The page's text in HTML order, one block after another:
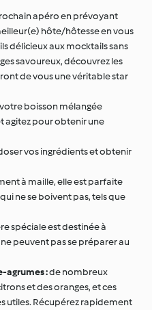
apéro en prévoyant
hôte/hôtesse en vous
délicieux aux mocktails sans
savoureux, découvrez les
de vous une véritable star
boisson mélangée
agitez pour obtenir une
vos ingrédients et obtenir
à maille, elle est parfaite
ne se boivent pas, tels que
spéciale est destinée à
peuvent pas se préparer au
agrumes :de nombreux
et des oranges, et ces
utiles. Récupérez rapidement